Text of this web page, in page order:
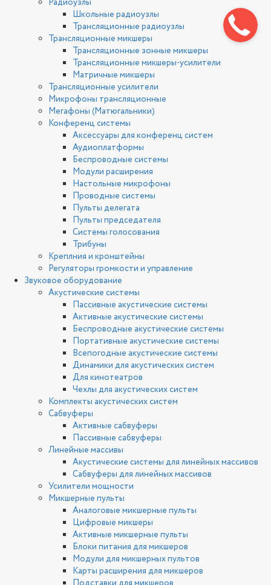
Радиоузлы
Школьные радиоузлы
Трансляционные радиоузлы
Трансляционные микшеры
Трансляционные зонные микшеры
Трансляционные микшеры-усилители
Матричные микшеры
Трансляционные усилители
Микрофоны трансляционные
Мегафоны (Матюгальники)
Конференц системы
Аксессуары для конференц систем
Аудиоплатформы
Беспроводные системы
Модули расширения
Настольные микрофоны
Проводные системы
Пульты делегата
Пульты председателя
Системы голосования
Трибуны
Креплния и кронштейны
Регуляторы громкости и управление
Звуковое оборудование
Акустические системы
Пассивные акустические системы
Активные акустические системы
Беспроводные акустические системы
Портативные акустические системы
Всепогодные акустические системы
Динамики для акустических систем
Для кинотеатров
Чехлы для акустических систем
Комплекты акустических систем
Сабвуферы
Активные сабвуферы
Пассивные сабвуферы
Линейные массивы
Акустические системы для линейных массивов
Сабвуферы для линейных массивов
Усилители мощности
Микшерные пульты
Аналоговые микшерные пульты
Цифровые микшеры
Активные микшерные пульты
Блоки питания для микшеров
Модули для микшерных пультов
Карты расширения для микшеров